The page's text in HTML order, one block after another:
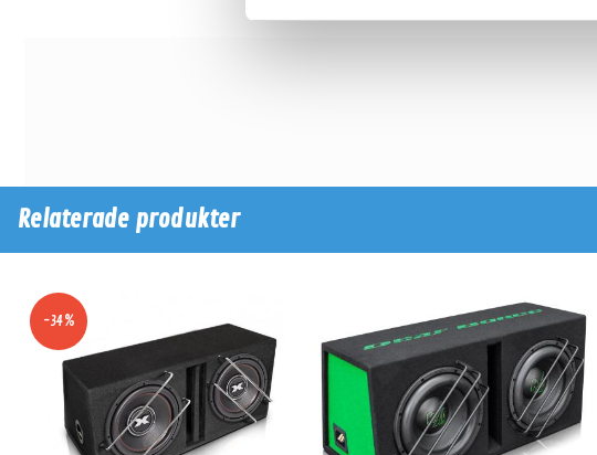
Relaterade produkter
-34%